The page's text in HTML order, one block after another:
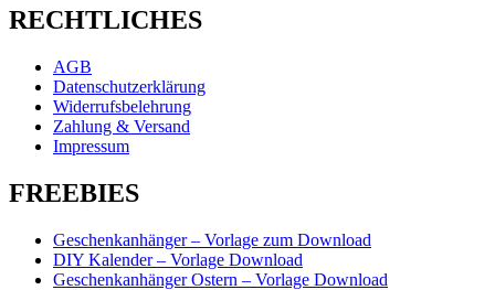
RECHTLICHES
AGB
Datenschutzerklärung
Widerrufsbelehrung
Zahlung & Versand
Impressum
FREEBIES
Geschenkanhänger – Vorlage zum Download
DIY Kalender – Vorlage Download
Geschenkanhänger Ostern – Vorlage Download